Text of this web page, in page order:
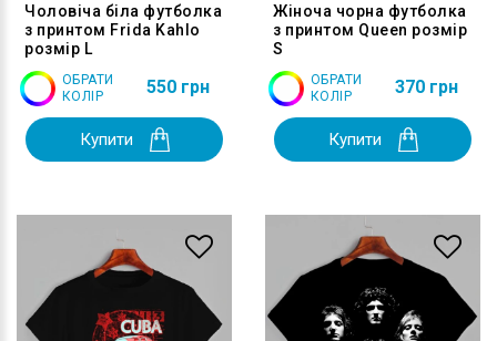
Чоловіча біла футболка
з принтом Frida Kahlo
розмір L
ОБРАТИ
КОЛІР
550 грн
Купити
Жіноча чорна футболка
з принтом Queen розмір
S
ОБРАТИ
КОЛІР
370 грн
Купити